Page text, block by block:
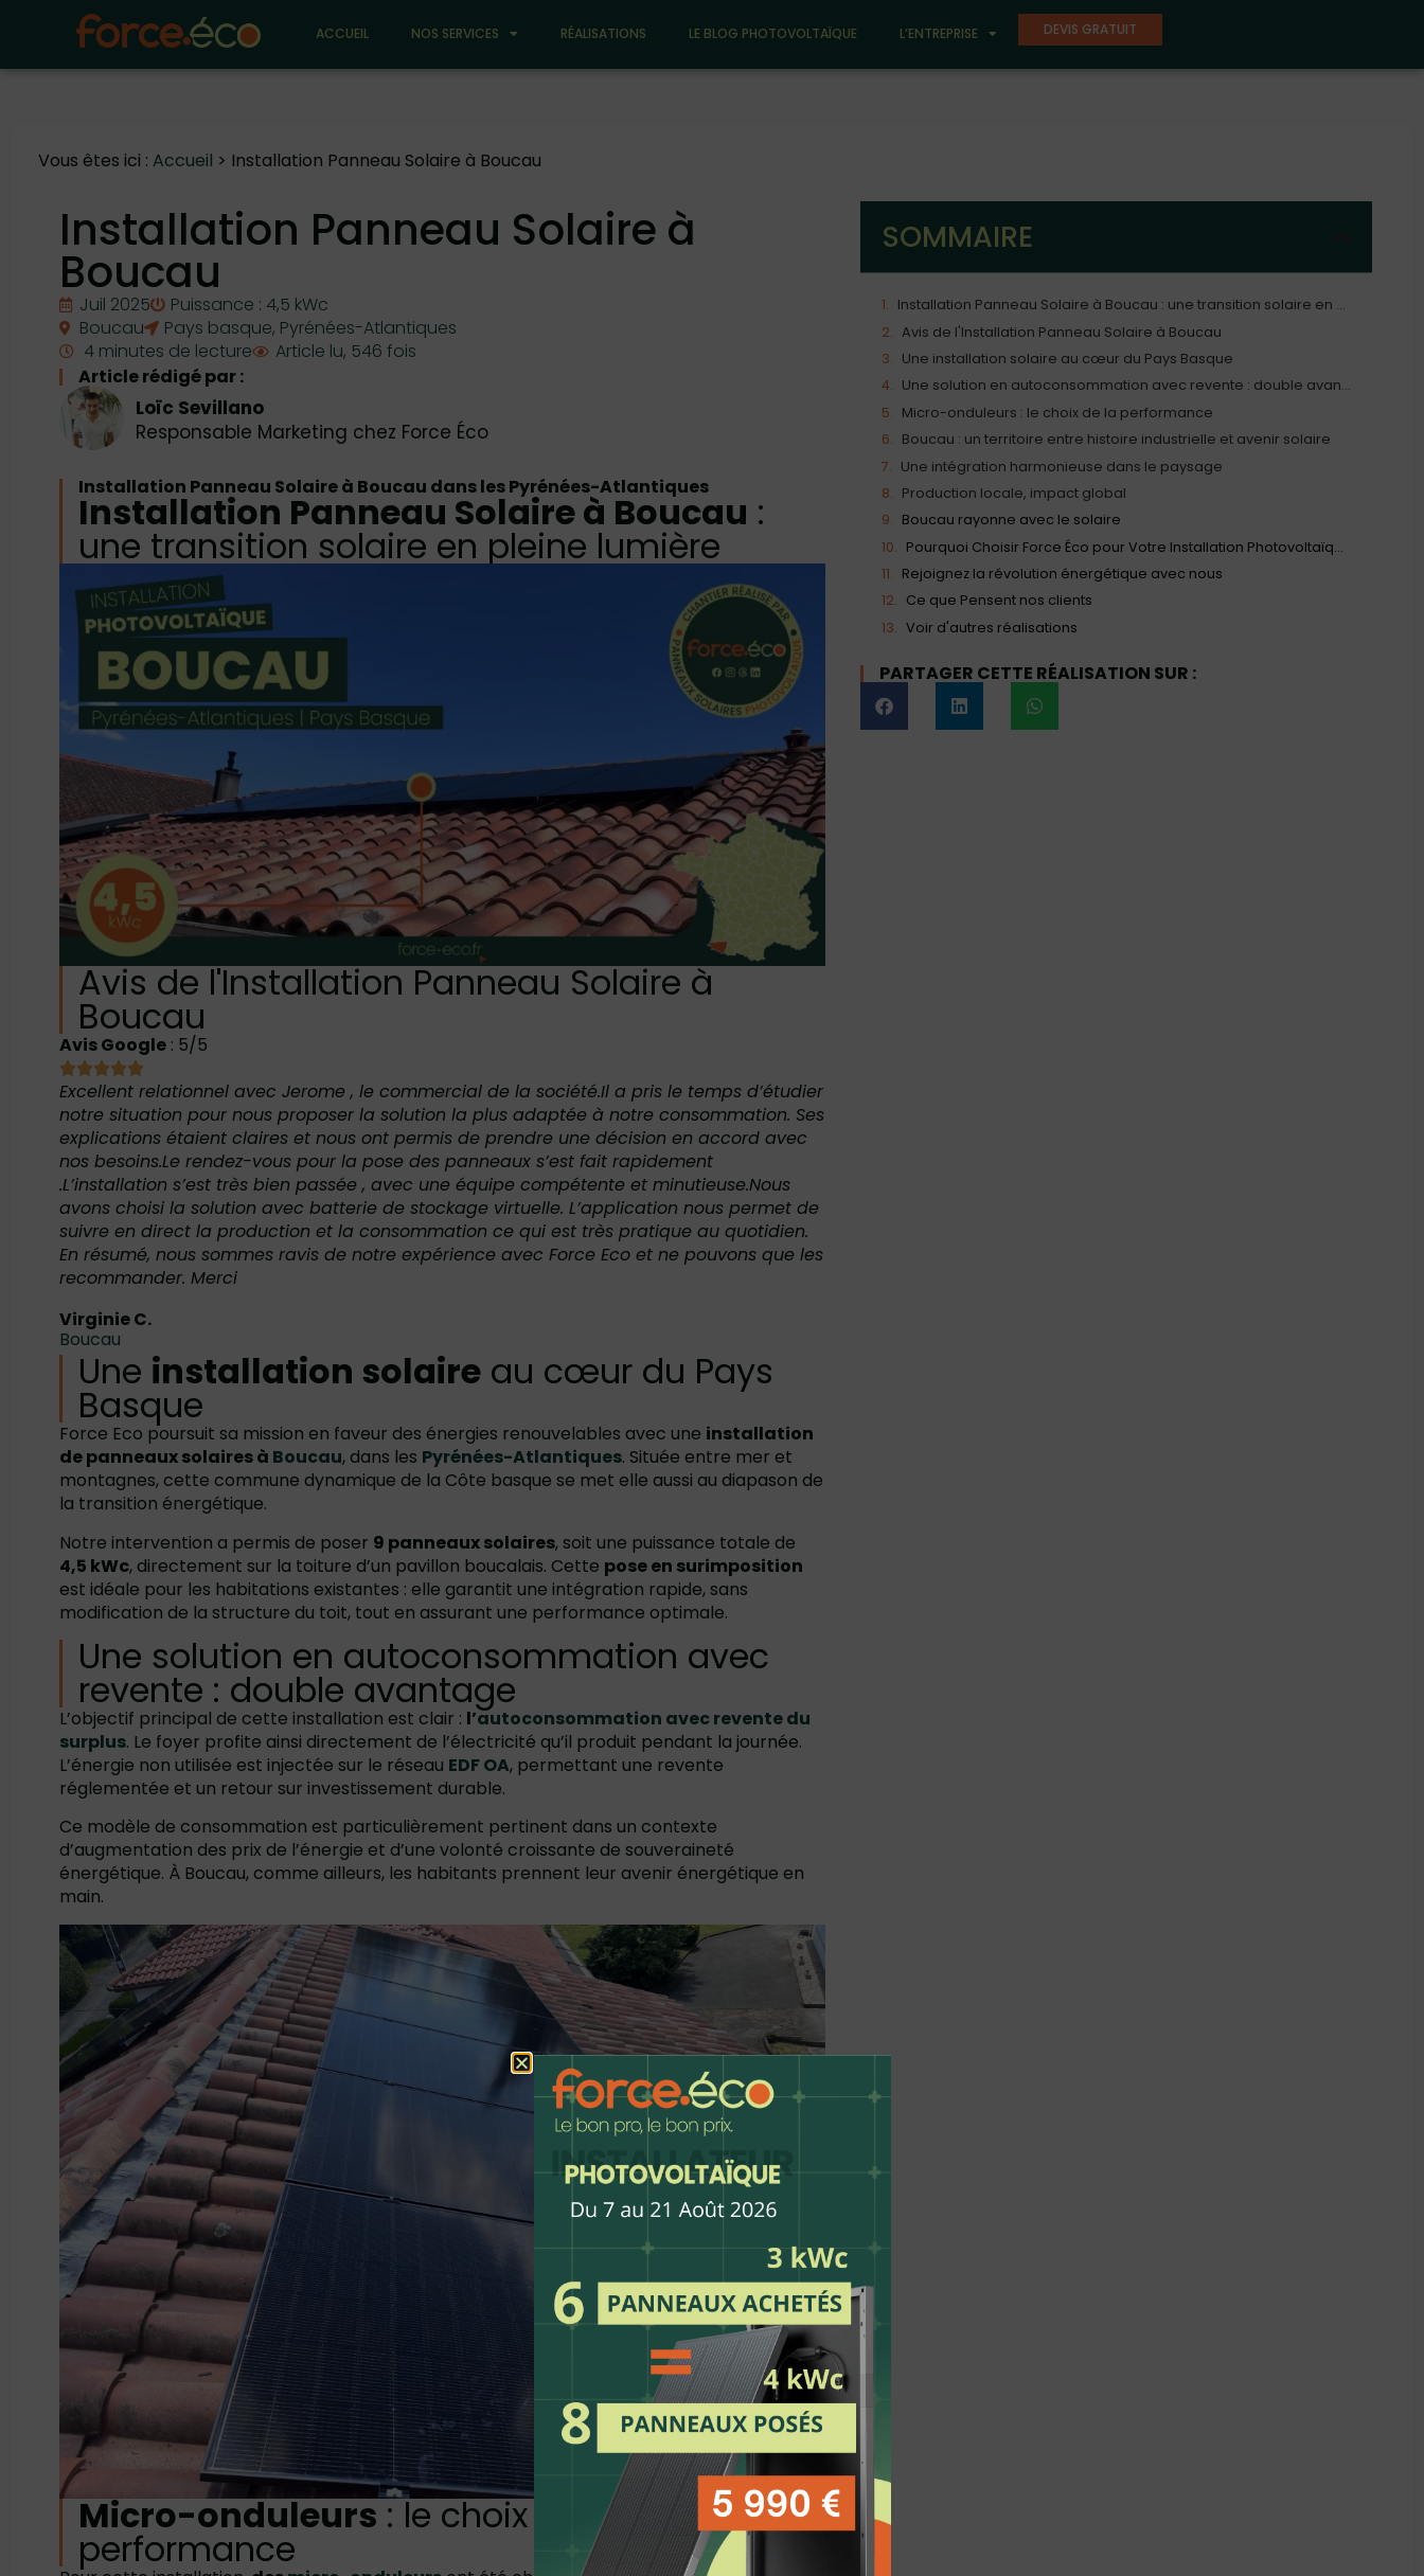
ACCUEIL NOS SERVICES RÉALISATIONS LE BLOG PHOTOVOLTAÏQUE L’ENTREPRISE DEVIS GRATUIT
Vous êtes ici : Accueil > Installation Panneau Solaire à Boucau
Installation Panneau Solaire à
Boucau
Juil 2025
Puissance : 4,5 kWc
Boucau
Pays basque, Pyrénées-Atlantiques
4 minutes de lecture
Article lu, 546 fois
Article rédigé par :
Loïc Sevillano
Responsable Marketing chez Force Éco
Installation Panneau Solaire à Boucau dans les Pyrénées-Atlantiques
Installation Panneau Solaire à Boucau :
une transition solaire en pleine lumière
Avis de l'Installation Panneau Solaire à
Boucau
Avis Google : 5/5
Excellent relationnel avec Jerome , le commercial de la société.Il a pris le temps d’étudier
notre situation pour nous proposer la solution la plus adaptée à notre consommation. Ses
explications étaient claires et nous ont permis de prendre une décision en accord avec
nos besoins.Le rendez-vous pour la pose des panneaux s’est fait rapidement
.L’installation s’est très bien passée , avec une équipe compétente et minutieuse.Nous
avons choisi la solution avec batterie de stockage virtuelle. L’application nous permet de
suivre en direct la production et la consommation ce qui est très pratique au quotidien.
En résumé, nous sommes ravis de notre expérience avec Force Eco et ne pouvons que les
recommander. Merci
Virginie C.
Boucau
Une installation solaire au cœur du Pays
Basque
Force Eco poursuit sa mission en faveur des énergies renouvelables avec une installation
de panneaux solaires à Boucau, dans les Pyrénées-Atlantiques. Située entre mer et
montagnes, cette commune dynamique de la Côte basque se met elle aussi au diapason de
la transition énergétique.
Notre intervention a permis de poser 9 panneaux solaires, soit une puissance totale de
4,5 kWc, directement sur la toiture d’un pavillon boucalais. Cette pose en surimposition
est idéale pour les habitations existantes : elle garantit une intégration rapide, sans
modification de la structure du toit, tout en assurant une performance optimale.
Une solution en autoconsommation avec
revente : double avantage
L’objectif principal de cette installation est clair : l’autoconsommation avec revente du
surplus. Le foyer profite ainsi directement de l’électricité qu’il produit pendant la journée.
L’énergie non utilisée est injectée sur le réseau EDF OA, permettant une revente
réglementée et un retour sur investissement durable.
Ce modèle de consommation est particulièrement pertinent dans un contexte
d’augmentation des prix de l’énergie et d’une volonté croissante de souveraineté
énergétique. À Boucau, comme ailleurs, les habitants prennent leur avenir énergétique en
main.
Micro-onduleurs: le choix de la
performance
SOMMAIRE
Installation Panneau Solaire à Boucau : une transition solaire en pleine lumière
Avis de l'Installation Panneau Solaire à Boucau
Une installation solaire au cœur du Pays Basque
Une solution en autoconsommation avec revente : double avantage
Micro-onduleurs : le choix de la performance
Boucau : un territoire entre histoire industrielle et avenir solaire
Une intégration harmonieuse dans le paysage
Production locale, impact global
Boucau rayonne avec le solaire
Pourquoi Choisir Force Éco pour Votre Installation Photovoltaïque ?
Rejoignez la révolution énergétique avec nous
Ce que Pensent nos clients
Voir d'autres réalisations
PARTAGER CETTE RÉALISATION SUR :